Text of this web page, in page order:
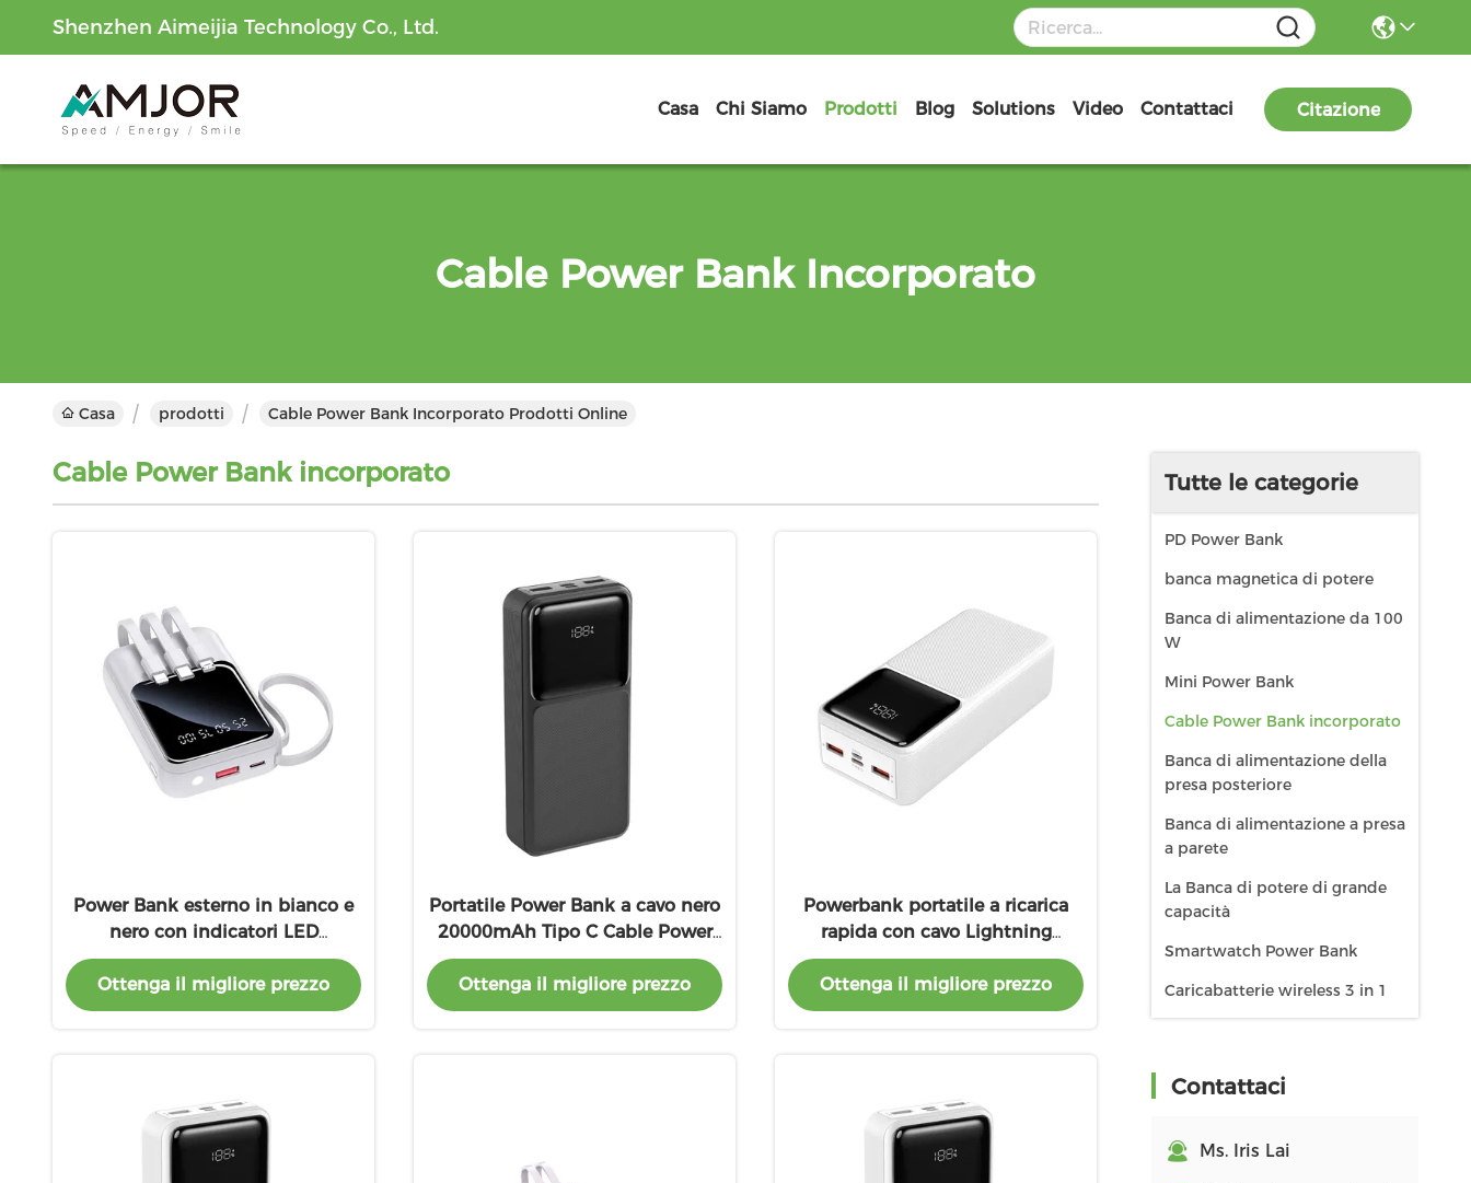
Shenzhen Aimeijia Technology Co., Ltd.
Casa Chi Siamo Prodotti Blog Solutions Video Contattaci Citazione
Cable Power Bank Incorporato
Casa prodotti Cable Power Bank Incorporato Prodotti Online
Tutte le categorie
PD Power Bank
banca magnetica di potere
Banca di alimentazione da 100
W
Mini Power Bank
Cable Power Bank incorporato
Banca di alimentazione della
presa posteriore
Banca di alimentazione a presa
a parete
La Banca di potere di grande
capacità
Smartwatch Power Bank
Caricabatterie wireless 3 in 1
Contattaci
Ms. Iris Lai
Cable Power Bank incorporato
Power Bank esterno in bianco e
nero con indicatori LED
incorporati
Ottenga il migliore prezzo
Portatile Power Bank a cavo nero
20000mAh Tipo C Cable Power
Bank
Ottenga il migliore prezzo
Powerbank portatile a ricarica
rapida con cavo Lightning
incorporato
Ottenga il migliore prezzo